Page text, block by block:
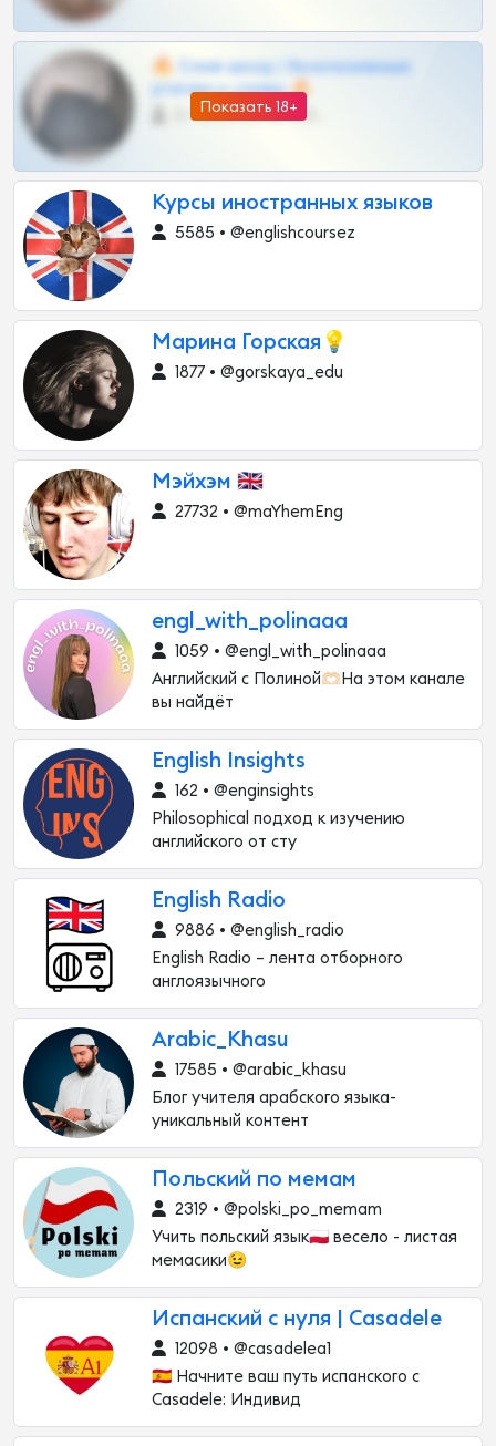
Показать 18+
🔥 Слив шкод | Эксклюзивные
утечки и сливы 🔥
0 •
Курсы иностранных языков
5585 • @englishcoursez
Марина Горская💡
1877 • @gorskaya_edu
Мэйхэм 🇬🇧
27732 • @maYhemEng
engl_with_polinaaa
1059 • @engl_with_polinaaa
Английский с Полиной🫶🏻На этом канале
вы найдёт
English Insights
162 • @enginsights
Philosophical подход к изучению
английского от сту
English Radio
9886 • @english_radio
English Radio – лента отборного
англоязычного
Arabic_Khasu
17585 • @arabic_khasu
Блог учителя арабского языка-
уникальный контент
Польский по мемам
2319 • @polski_po_memam
Учить польский язык🇵🇱 весело - листая
мемасики😉
Испанский с нуля | Casadele
12098 • @casadelea1
🇪🇸 Начните ваш путь испанского с
Casadele: Индивид